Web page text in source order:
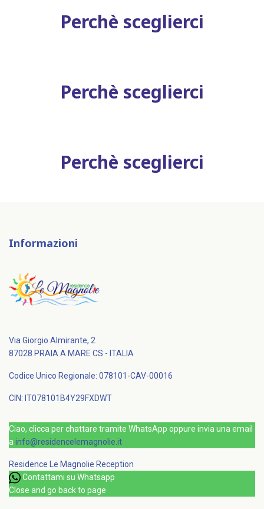
Perchè sceglierci
Perchè sceglierci
Perchè sceglierci
Informazioni
Via Giorgio Almirante, 2
87028 PRAIA A MARE CS - ITALIA
Codice Unico Regionale: 078101-CAV-00016
CIN: IT078101B4Y29FXDWT
Ciao, clicca per chattare tramite WhatsApp oppure invia una email
a info@residencelemagnolie.it
Residence Le Magnolie Reception
Contattami su Whatsapp
Close and go back to page